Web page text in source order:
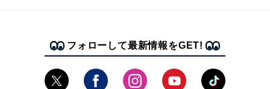
フォローして最新情報をGET!